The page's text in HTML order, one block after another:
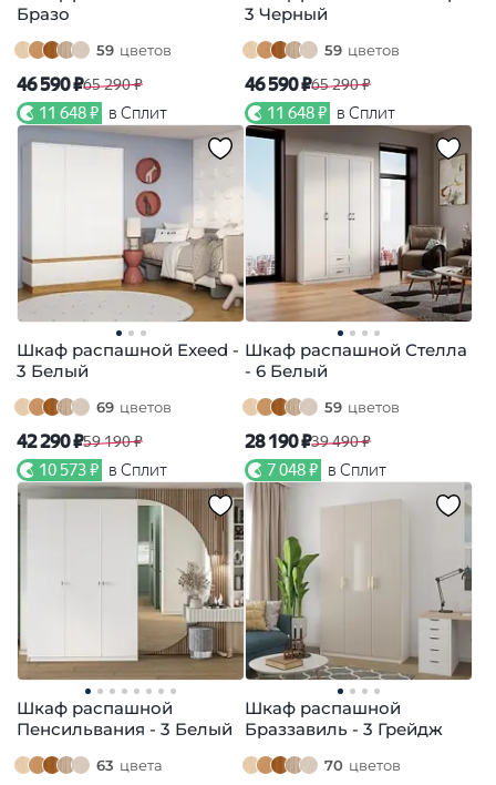
Бразо
59 цветов
46 590 ₽65 290 ₽
11 648 ₽ в Сплит
3 Черный
59 цветов
46 590 ₽65 290 ₽
11 648 ₽ в Сплит
Шкаф распашной Exeed -
3 Белый
69 цветов
42 290 ₽59 190 ₽
10 573 ₽ в Сплит
Шкаф распашной Стелла
- 6 Белый
59 цветов
28 190 ₽39 490 ₽
7 048 ₽ в Сплит
Шкаф распашной
Пенсильвания - 3 Белый
63 цвета
Шкаф распашной
Браззавиль - 3 Грейдж
70 цветов